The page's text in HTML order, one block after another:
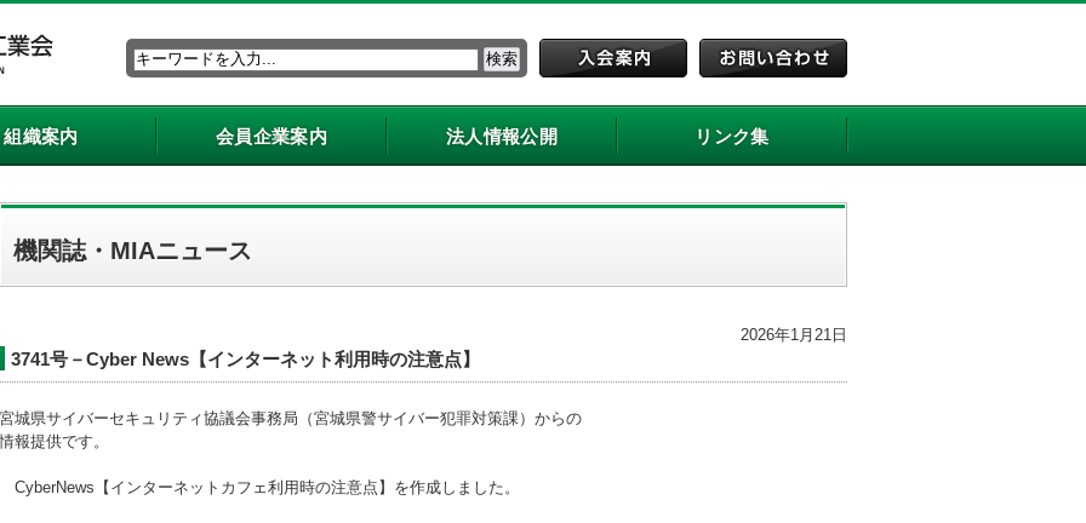
組織案内 会員企業案内 法人情報公開 リンク集
機関誌・MIAニュース
2026年1月21日
3741号－Cyber News【インターネット利用時の注意点】
宮城県サイバーセキュリティ協議会事務局（宮城県警サイバー犯罪対策課）からの
情報提供です。
CyberNews【インターネットカフェ利用時の注意点】を作成しました。